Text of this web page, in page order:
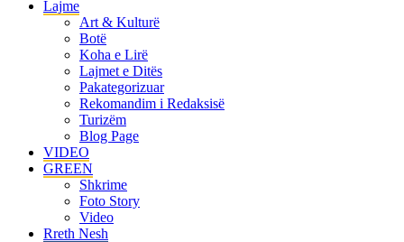
Lajme
Art & Kulturë
Botë
Koha e Lirë
Lajmet e Ditës
Pakategorizuar
Rekomandim i Redaksisë
Turizëm
Blog Page
VIDEO
GREEN
Shkrime
Foto Story
Video
Rreth Nesh